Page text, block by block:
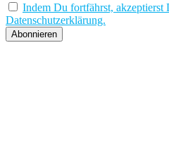
Indem Du fortfährst, akzeptierst
Datenschutzerklärung.